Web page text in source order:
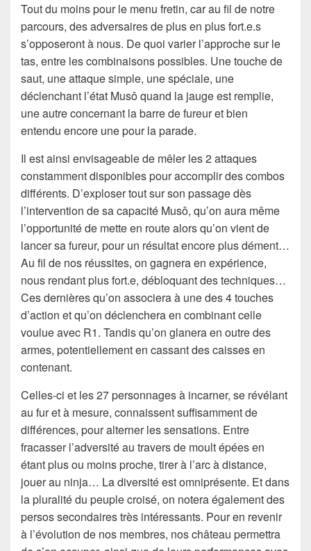
Tout du moins pour le menu fretin, car au fil de notre
parcours, des adversaires de plus en plus fort.e.s
s’opposeront à nous. De quoi varier l’approche sur le
tas, entre les combinaisons possibles. Une touche de
saut, une attaque simple, une spéciale, une
déclenchant l’état Musô quand la jauge est remplie,
une autre concernant la barre de fureur et bien
entendu encore une pour la parade.
Il est ainsi envisageable de mêler les 2 attaques
constamment disponibles pour accomplir des combos
différents. D’exploser tout sur son passage dès
l’intervention de sa capacité Musô, qu’on aura même
l’opportunité de mette en route alors qu’on vient de
lancer sa fureur, pour un résultat encore plus dément…
Au fil de nos réussites, on gagnera en expérience,
nous rendant plus fort.e, débloquant des techniques…
Ces dernières qu’on associera à une des 4 touches
d’action et qu’on déclenchera en combinant celle
voulue avec R1. Tandis qu’on glanera en outre des
armes, potentiellement en cassant des caisses en
contenant.
Celles-ci et les 27 personnages à incarner, se révélant
au fur et à mesure, connaissent suffisamment de
différences, pour alterner les sensations. Entre
fracasser l’adversité au travers de moult épées en
étant plus ou moins proche, tirer à l’arc à distance,
jouer au ninja… La diversité est omniprésente. Et dans
la pluralité du peuple croisé, on notera également des
persos secondaires très intéressants. Pour en revenir
à l’évolution de nos membres, nos château permettra